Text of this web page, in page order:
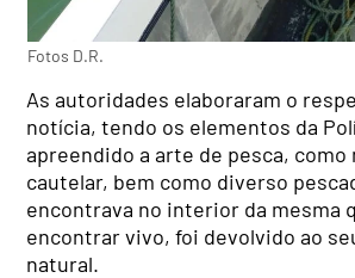
Fotos D.R.
As autoridades elaboraram o
notícia, tendo os elementos da
apreendido a arte de pesca, como
cautelar, bem como diverso
encontrava no interior da mesma
encontrar vivo, foi devolvido ao
natural.